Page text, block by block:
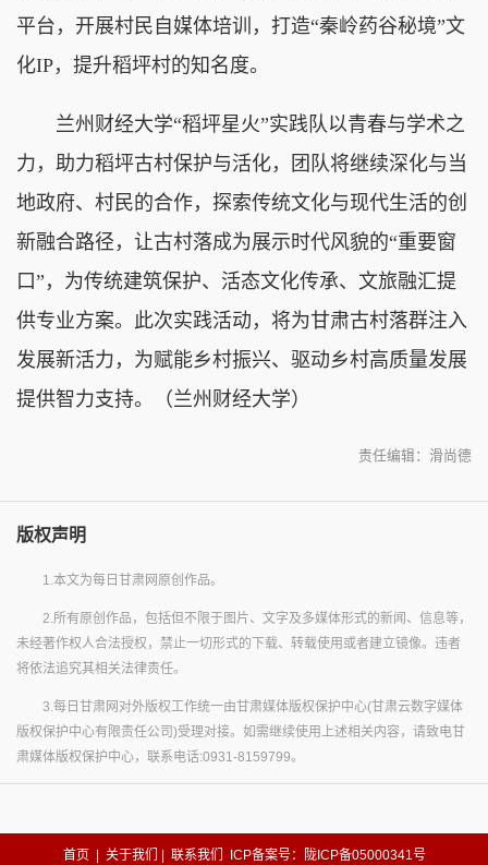
平台，开展村民自媒体培训，打造“秦岭药谷秘境”文
化IP，提升稻坪村的知名度。
兰州财经大学“稻坪星火”实践队以青春与学术之
力，助力稻坪古村保护与活化，团队将继续深化与当
地政府、村民的合作，探索传统文化与现代生活的创
新融合路径，让古村落成为展示时代风貌的“重要窗
口”，为传统建筑保护、活态文化传承、文旅融汇提
供专业方案。此次实践活动，将为甘肃古村落群注入
发展新活力，为赋能乡村振兴、驱动乡村高质量发展
提供智力支持。（兰州财经大学）
责任编辑：滑尚德
版权声明
1.本文为每日甘肃网原创作品。
2.所有原创作品，包括但不限于图片、文字及多媒体形式的新闻、信息等，
未经著作权人合法授权，禁止一切形式的下载、转载使用或者建立镜像。违者
将依法追究其相关法律责任。
3.每日甘肃网对外版权工作统一由甘肃媒体版权保护中心(甘肃云数字媒体
版权保护中心有限责任公司)受理对接。如需继续使用上述相关内容，请致电甘
肃媒体版权保护中心，联系电话:0931-8159799。
首页 关于我们 联系我们 ICP备案号：陇ICP备05000341号